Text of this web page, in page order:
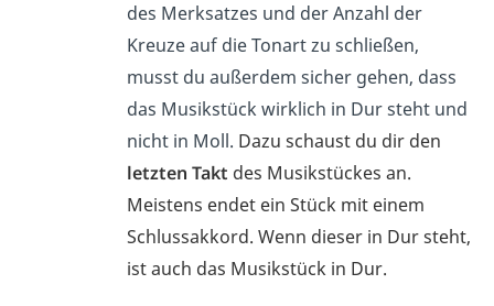
des Merksatzes und der Anzahl der
Kreuze auf die Tonart zu schließen,
musst du außerdem sicher gehen, dass
das Musikstück wirklich in Dur steht und
nicht in Moll. Dazu schaust du dir den
letzten Takt des Musikstückes an.
Meistens endet ein Stück mit einem
Schlussakkord. Wenn dieser in Dur steht,
ist auch das Musikstück in Dur.